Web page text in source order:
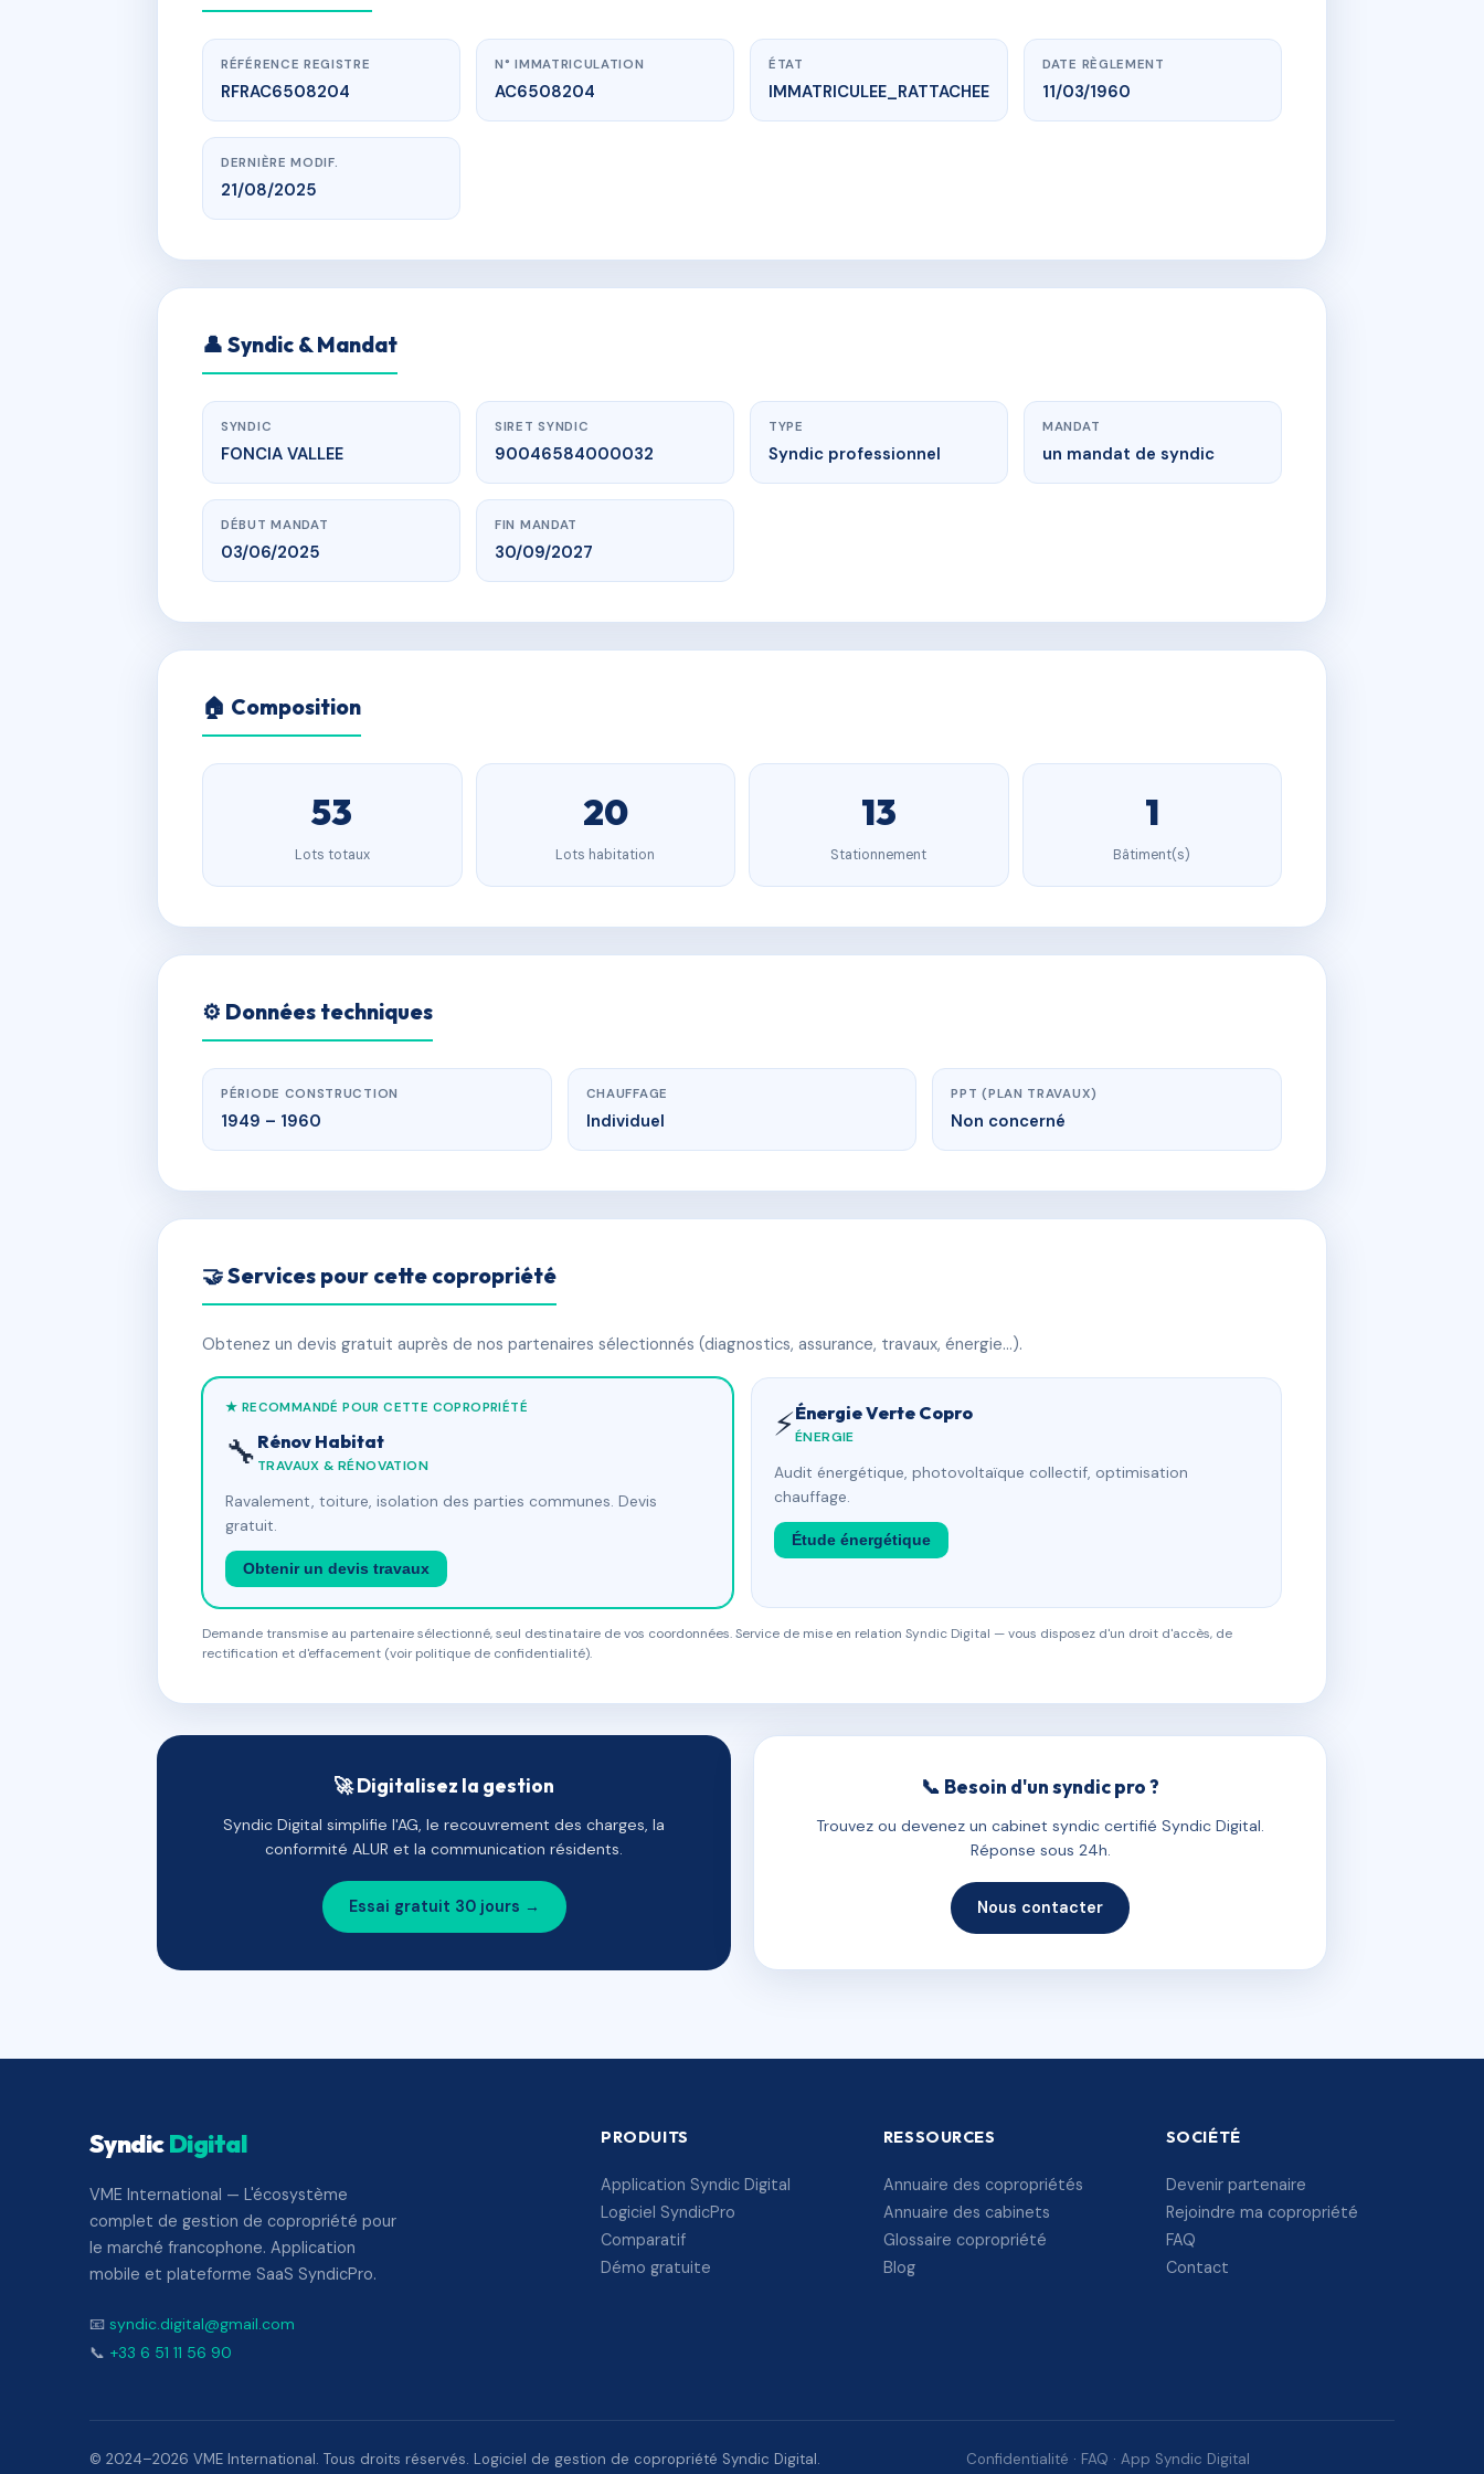
www.vme.plus/AC6508204
LE GAI LOGIS 20 AVENUE DOCTEUR VALOIS 38500 VOIRON
RÉFÉRENCE REGISTRE
RFRAC6508204
N° IMMATRICULATION
AC6508204
ÉTAT
IMMATRICULEE_RATTACHEE
DATE RÈGLEMENT
11/03/1960
DERNIÈRE MODIF.
21/08/2025
👤 Syndic & Mandat
SYNDIC
FONCIA VALLEE
SIRET SYNDIC
90046584000032
TYPE
Syndic professionnel
MANDAT
un mandat de syndic
DÉBUT MANDAT
03/06/2025
FIN MANDAT
30/09/2027
🏠 Composition
53
Lots totaux
20
Lots habitation
13
Stationnement
1
Bâtiment(s)
⚙️ Données techniques
PÉRIODE CONSTRUCTION
1949 – 1960
CHAUFFAGE
Individuel
PPT (PLAN TRAVAUX)
Non concerné
🤝 Services pour cette copropriété
Obtenez un devis gratuit auprès de nos partenaires sélectionnés (diagnostics, assurance, travaux, énergie…).
★ RECOMMANDÉ POUR CETTE COPROPRIÉTÉ
🔧 Rénov Habitat
TRAVAUX & RÉNOVATION
Ravalement, toiture, isolation des parties communes. Devis
gratuit.
Obtenir un devis travaux
⚡Énergie Verte Copro
ÉNERGIE
Audit énergétique, photovoltaïque collectif, optimisation
chauffage.
Étude énergétique
Demande transmise au partenaire sélectionné, seul destinataire de vos coordonnées. Service de mise en relation Syndic Digital — vous disposez d'un droit d'accès, de
rectification et d'effacement (voir politique de confidentialité).
🚀 Digitalisez la gestion
Syndic Digital simplifie l'AG, le recouvrement des charges, la
conformité ALUR et la communication résidents.
Essai gratuit 30 jours →
📞 Besoin d'un syndic pro ?
Trouvez ou devenez un cabinet syndic certifié Syndic Digital.
Réponse sous 24h.
Nous contacter
SyndicDigital
VME International — L'écosystème
complet de gestion de copropriété pour
le marché francophone. Application
mobile et plateforme SaaS SyndicPro.
📧 syndic.digital@gmail.com
📞 +33 6 51 11 56 90
PRODUITS
Application Syndic Digital
Logiciel SyndicPro
Comparatif
Démo gratuite
RESSOURCES
Annuaire des copropriétés
Annuaire des cabinets
Glossaire copropriété
Blog
SOCIÉTÉ
Devenir partenaire
Rejoindre ma copropriété
FAQ
Contact
© 2024–2026 VME International. Tous droits réservés. Logiciel de gestion de copropriété Syndic Digital. Confidentialité · FAQ · App Syndic Digital